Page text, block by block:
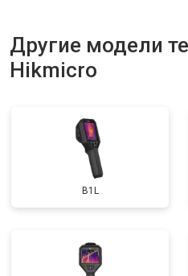
Другие модели
Hikmicro
B1L